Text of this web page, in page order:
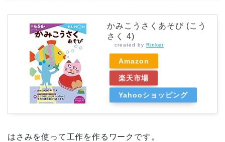
かみこうさくあそび (こう
さく 4)
created by Rinker
Amazon
楽天市場
Yahooショッピング
はさみを使って工作を作るワークです。